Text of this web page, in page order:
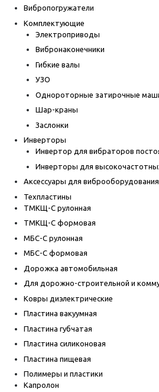
Вибропогружатели
Комплектующие
Электроприводы
Вибронаконечники
Гибкие валы
УЗО
Однороторные затирочные
Шар-краны
Заслонки
Инверторы
Инвертор для вибраторов
Инверторы для
Аксессуары для виброоборудования
Техпластины
ТМКЩ-С рулонная
ТМКЩ-С формовая
МБС-С рулонная
МБС-С формовая
Дорожка автомобильная
Для дорожно-строительной и
Ковры диэлектрические
Пластина вакуумная
Пластина губчатая
Пластина силиконовая
Пластина пищевая
Полимеры и пластики
Капролон